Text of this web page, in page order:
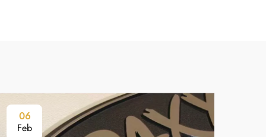
06
Feb